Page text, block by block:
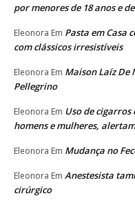
por menores de 18 anos e
Eleonora Em Pasta em Casa
com clássicos irresistíveis
Eleonora Em Maison Laíz De
Pellegrino
Eleonora Em Uso de
homens e mulheres,
Eleonora Em Mudança no
Eleonora Em Anestesista
cirúrgico